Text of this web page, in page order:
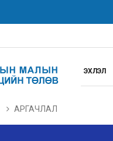
ЭХЛЭЛ
АРГАЧЛАЛ